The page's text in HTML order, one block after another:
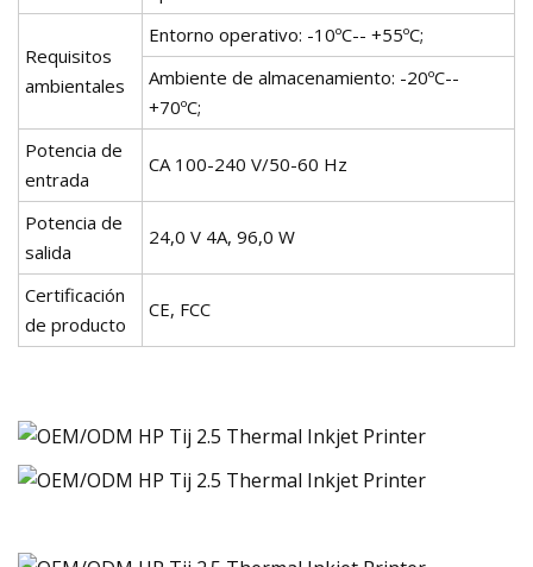
Requisitos
ambientales
Entorno operativo: -10ºC-- +55ºC;
Ambiente de almacenamiento: -20ºC--
+70ºC;
Potencia de
entrada
CA 100-240 V/50-60 Hz
Potencia de
salida
24,0 V 4A, 96,0 W
Certificación
de producto
CE, FCC